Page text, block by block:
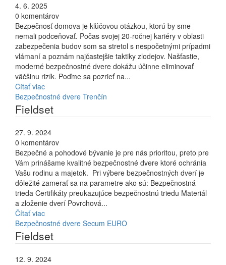
4. 6. 2025
0 komentárov
Bezpečnosť domova je kľúčovou otázkou, ktorú by sme
nemali podceňovať. Počas svojej 20-ročnej kariéry v oblasti
zabezpečenia budov som sa stretol s nespočetnými prípadmi
vlámaní a poznám najčastejšie taktiky zlodejov. Našťastie,
moderné bezpečnostné dvere dokážu účinne eliminovať
väčšinu rizík. Poďme sa pozrieť na...
Čítať viac
Bezpečnostné dvere Trenčín
Fieldset
27. 9. 2024
0 komentárov
Bezpečné a pohodové bývanie je pre nás prioritou, preto pre
Vám prinášame kvalitné bezpečnostné dvere ktoré ochránia
Vašu rodinu a majetok. Pri výbere bezpečnostných dverí je
dôležité zamerať sa na parametre ako sú: Bezpečnostná
trieda Certifikáty preukazujúce bezpečnostnú triedu Materiál
a zloženie dverí Povrchová...
Čítať viac
Bezpečnostné dvere Secum EURO
Fieldset
12. 9. 2024